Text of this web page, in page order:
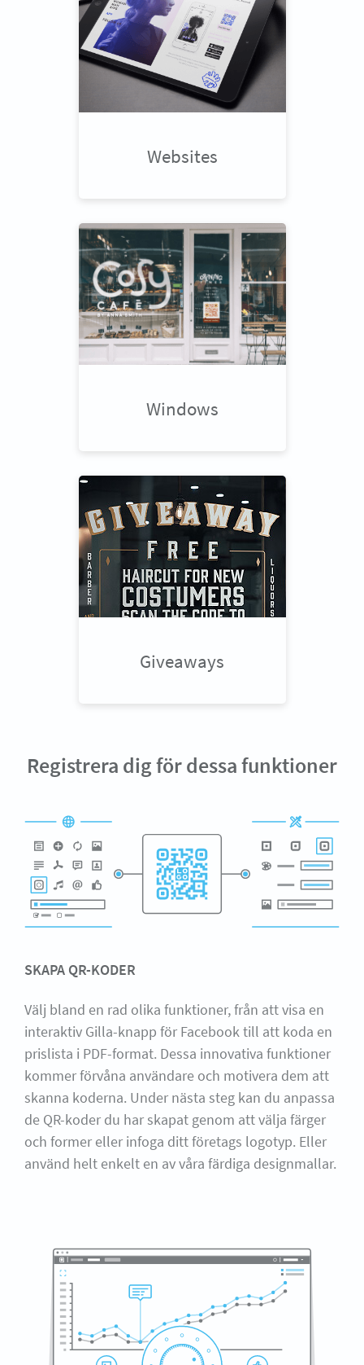
Websites
Windows
Giveaways
Registrera dig för dessa funktioner
SKAPA QR-KODER
Välj bland en rad olika funktioner, från att visa en
interaktiv Gilla-knapp för Facebook till att koda en
prislista i PDF-format. Dessa innovativa funktioner
kommer förvåna användare och motivera dem att
skanna koderna. Under nästa steg kan du anpassa
de QR-koder du har skapat genom att välja färger
och former eller infoga ditt företags logotyp. Eller
använd helt enkelt en av våra färdiga designmallar.